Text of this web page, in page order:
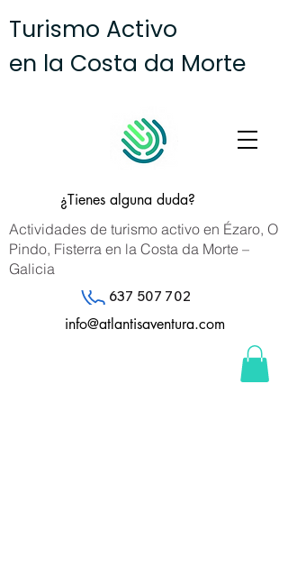
¿Tienes alguna duda?
637 507 702
info@atlantisaventura.com
Turismo Activo
en la Costa da Morte
Actividades de turismo activo en Ézaro, O
Pindo, Fisterra en la Costa da Morte –
Galicia